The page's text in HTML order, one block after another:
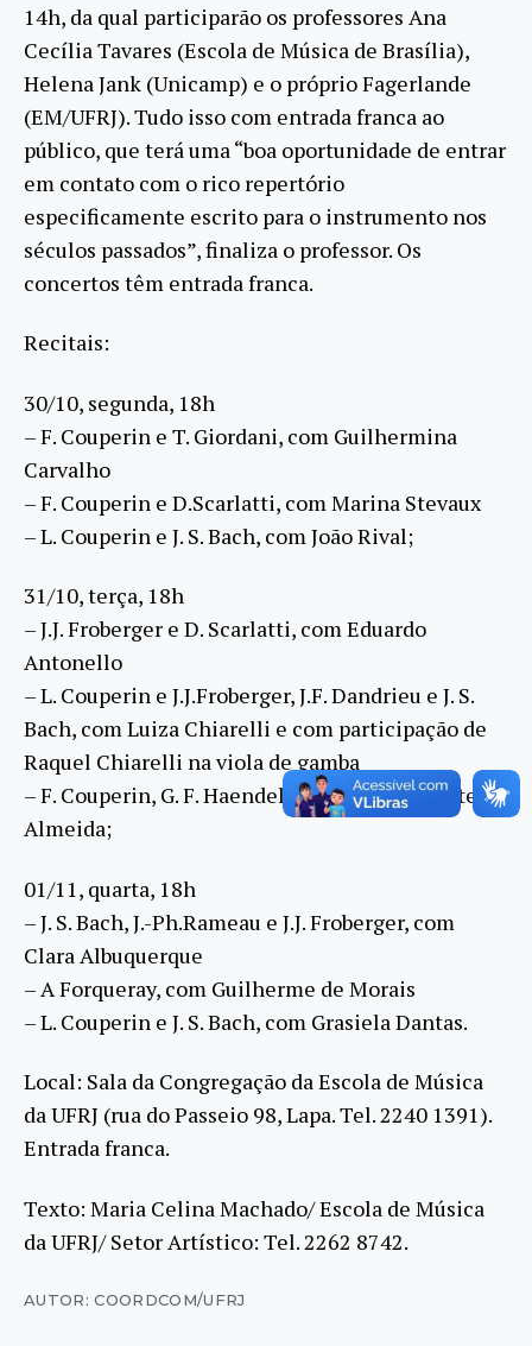
14h, da qual participarão os professores Ana
Cecília Tavares (Escola de Música de Brasília),
Helena Jank (Unicamp) e o próprio Fagerlande
(EM/UFRJ). Tudo isso com entrada franca ao
público, que terá uma “boa oportunidade de entrar
em contato com o rico repertório
especificamente escrito para o instrumento nos
séculos passados”, finaliza o professor. Os
concertos têm entrada franca.
Recitais:
30/10, segunda, 18h
– F. Couperin e T. Giordani, com Guilhermina
Carvalho
– F. Couperin e D.Scarlatti, com Marina Stevaux
–L. Couperin e J. S. Bach, com João Rival;
31/10, terça, 18h
– J.J. Froberger e D. Scarlatti, com Eduardo
Antonello
–L. Couperin e J.J.Froberger, J.F. Dandrieu e J. S.
Bach, com Luiza Chiarelli e com participação de
Raquel Chiarelli na viola de gamba
–F. Couperin, G. F. Haendel e J. S. Bach, com Stella
Almeida;
01/11, quarta, 18h
– J. S. Bach, J.-Ph.Rameau e J.J. Froberger, com
Clara Albuquerque
– A Forqueray, com Guilherme de Morais
–L. Couperin e J. S. Bach, com Grasiela Dantas.
Local: Sala da Congregação da Escola de Música
da UFRJ (rua do Passeio 98, Lapa. Tel. 2240 1391).
Entrada franca.
Texto: Maria Celina Machado/ Escola de Música
da UFRJ/ Setor Artístico: Tel. 2262 8742.
AUTOR: COORDCOM/UFRJ